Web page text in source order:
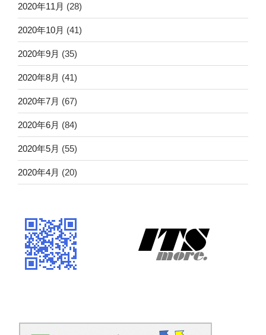
2020年11月 (28)
2020年10月 (41)
2020年9月 (35)
2020年8月 (41)
2020年7月 (67)
2020年6月 (84)
2020年5月 (55)
2020年4月 (20)